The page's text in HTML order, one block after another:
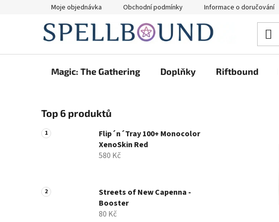
Moje objednávka Obchodní podmínky Informace o doručování
Magic: The Gathering Doplňky Riftbound
o
s
t
n
Top 6 produktů
Flip´n´Tray 100+ Monocolor
XenoSkin Red
580 Kč
Streets of New Capenna -
Booster
80 Kč